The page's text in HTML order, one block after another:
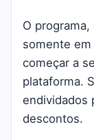
O
somente
começar a
plataforma.
endividados
descontos.